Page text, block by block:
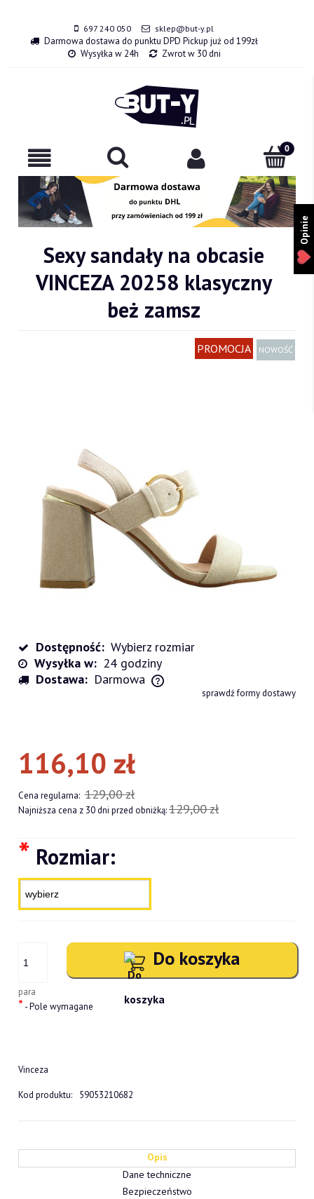
697 240 050 sklep@but-y.pl
Darmowa dostawa do punktu DPD Pickup już od 199zł
Wysyłka w 24h
Zwrot w 30 dni
Sexy sandały na obcasie
VINCEZA 20258 klasyczny
beż zamsz
PROMOCJA NOWOŚĆ
Dostępność: Wybierz rozmiar
Wysyłka w: 24 godziny
Dostawa: Darmowa
Cena nie zawiera ewentualnych kosztów płatnościsprawdź formy dostawy
116,10 zł
Cena regularna: 129,00 zł
Najniższa cena z 30 dni przed obniżką:129,00 zł
* Rozmiar:
para
Do koszyka
* - Pole wymagane
Vinceza
Kod produktu: 59053210682
Opis
Dane techniczne
Bezpieczeństwo
Opinie